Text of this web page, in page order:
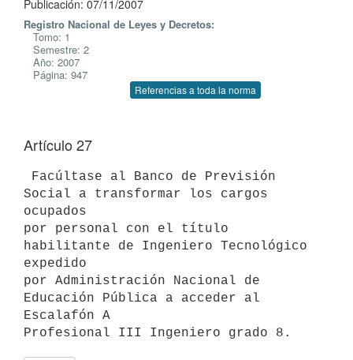
Publicación: 07/11/2007
Registro Nacional de Leyes y Decretos:
Tomo: 1
Semestre: 2
Año: 2007
Página: 947
Referencias a toda la norma
Artículo 27
Social a transformar los cargos
ocupados
por personal con el título
habilitante de Ingeniero Tecnológico
expedido
por Administración Nacional de
Educación Pública a acceder al
Escalafón A